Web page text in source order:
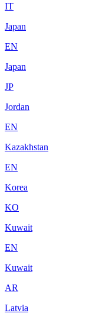
IT
Japan
EN
Japan
JP
Jordan
EN
Kazakhstan
EN
Korea
KO
Kuwait
EN
Kuwait
AR
Latvia